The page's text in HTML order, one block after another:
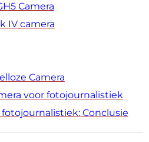
Camera
IV camera
Camera
voor fotojournalistiek
Conclusie